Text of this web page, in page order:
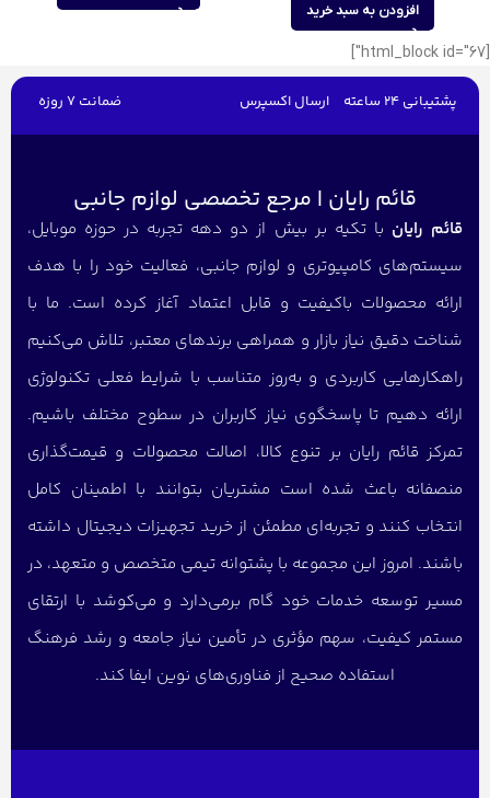
افزودن به سبد خرید
[html_block id="67"]
پشتیبانی 24 ساعته ارسال اکسپرس ضمانت 7 روزه
قائم رایان | مرجع تخصصی لوازم جانبی
قائم رایان با تکیه بر بیش از دو دهه تجربه در حوزه موبایل،
سیستم‌های کامپیوتری و لوازم جانبی، فعالیت خود را با هدف
ارائه محصولات باکیفیت و قابل اعتماد آغاز کرده است. ما با
شناخت دقیق نیاز بازار و همراهی برندهای معتبر، تلاش می‌کنیم
راهکارهایی کاربردی و به‌روز متناسب با شرایط فعلی تکنولوژی
ارائه دهیم تا پاسخگوی نیاز کاربران در سطوح مختلف باشیم.
تمرکز قائم رایان بر تنوع کالا، اصالت محصولات و قیمت‌گذاری
منصفانه باعث شده است مشتریان بتوانند با اطمینان کامل
انتخاب کنند و تجربه‌ای مطمئن از خرید تجهیزات دیجیتال داشته
باشند. امروز این مجموعه با پشتوانه تیمی متخصص و متعهد، در
مسیر توسعه خدمات خود گام برمی‌دارد و می‌کوشد با ارتقای
مستمر کیفیت، سهم مؤثری در تأمین نیاز جامعه و رشد فرهنگ
استفاده صحیح از فناوری‌های نوین ایفا کند.